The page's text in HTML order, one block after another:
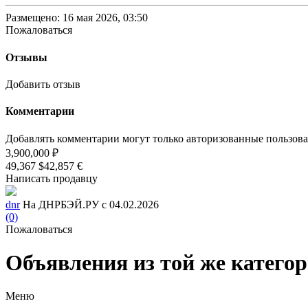
Размещено: 16 мая 2026, 03:50
Пожаловаться
Отзывы
Добавить отзыв
Комментарии
Добавлять комментарии могут только авторизованные
3,900,000 ₽
49,367 $42,857 €
Написать продавцу
dnr На ДНРБЭЙ.РУ с 04.02.2026
(0)
Пожаловаться
Объявления из той же
Меню